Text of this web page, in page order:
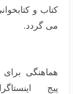
کتاب و
می گردد.
هماهنگی
پیج